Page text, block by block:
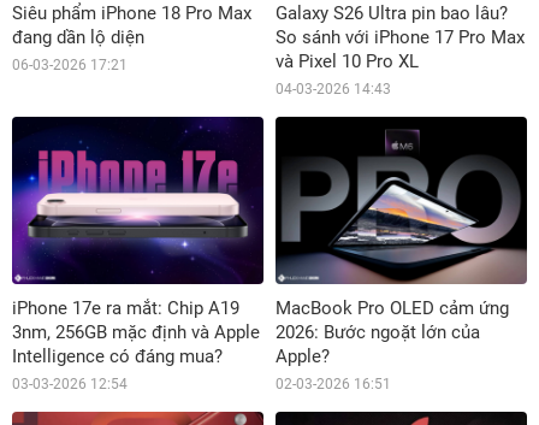
Siêu phẩm iPhone 18 Pro Max
đang dần lộ diện
06-03-2026 17:21
Galaxy S26 Ultra pin bao lâu?
So sánh với iPhone 17 Pro Max
và Pixel 10 Pro XL
04-03-2026 14:43
iPhone 17e ra mắt: Chip A19
3nm, 256GB mặc định và Apple
Intelligence có đáng mua?
03-03-2026 12:54
MacBook Pro OLED cảm ứng
2026: Bước ngoặt lớn của
Apple?
02-03-2026 16:51